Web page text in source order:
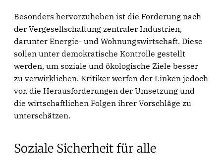
Besonders hervorzuheben ist die Forderung nach
der Vergesellschaftung zentraler Industrien,
darunter Energie- und Wohnungswirtschaft. Diese
sollen unter demokratische Kontrolle gestellt
werden, um soziale und ökologische Ziele besser
zu verwirklichen. Kritiker werfen der Linken jedoch
vor, die Herausforderungen der Umsetzung und
die wirtschaftlichen Folgen ihrer Vorschläge zu
unterschätzen.
Soziale Sicherheit für alle